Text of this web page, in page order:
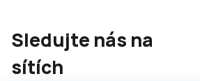
Sledujte nás na
sítích